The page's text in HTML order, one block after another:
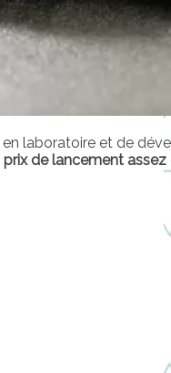
en laboratoire et de
prix de lancement assez